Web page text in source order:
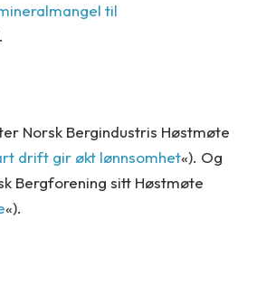
til
Norsk Bergindustris Høstmøte
drift gir økt lønnsomhet«). Og
Bergforening sitt Høstmøte
«).